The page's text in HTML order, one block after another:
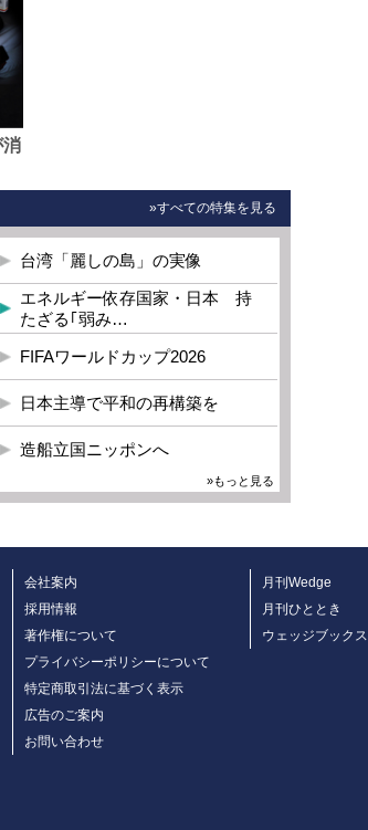
消
»すべての特集を見る
台湾「麗しの島」の実像
エネルギー依存国家・日本 持
たざる｢弱み…
FIFAワールドカップ2026
日本主導で平和の再構築を
造船立国ニッポンへ
»もっと見る
会社案内
採用情報
著作権について
プライバシーポリシーについて
特定商取引法に基づく表示
広告のご案内
お問い合わせ
月刊Wedge
月刊ひととき
ウェッジブックス